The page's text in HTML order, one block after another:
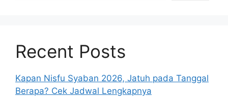
Recent Posts
Kapan Nisfu Syaban 2026, Jatuh pada Tanggal
Berapa? Cek Jadwal Lengkapnya